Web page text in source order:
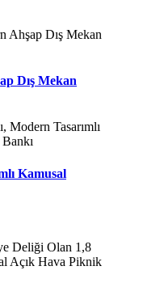
Dış Mekan
Kamusal